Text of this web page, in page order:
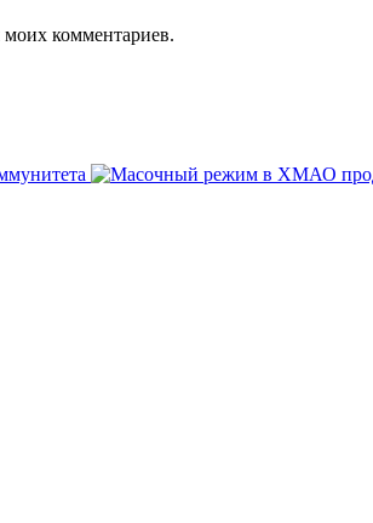
моих комментариев.